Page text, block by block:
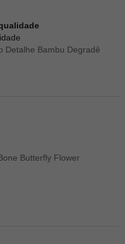
Detalhe Bambu Degradê
Butterfly Flower